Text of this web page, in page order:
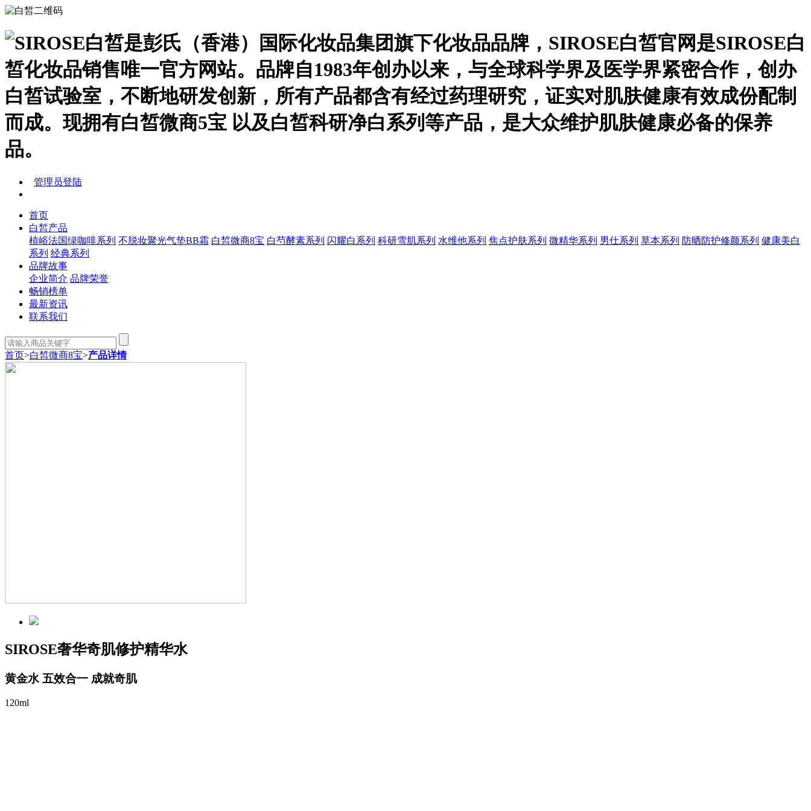
管理员登陆
首页
白皙产品
植峪法国绿咖啡系列 不脱妆聚光气垫BB霜 白皙微商8宝 白芍酵素系列 闪耀白系列 科研雪肌系列 水维他系列 焦点护肤系列 微精华系列 男仕系列 草本系列 防晒防护修颜系列 健康美白
系列 经典系列
品牌故事
企业简介 品牌荣誉
畅销榜单
最新资讯
联系我们
首页>白皙微商8宝>产品详情
SIROSE奢华奇肌修护精华水
黄金水 五效合一 成就奇肌
120ml